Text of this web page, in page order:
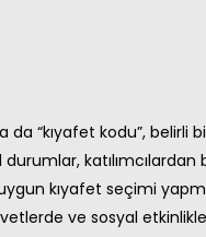
“kıyafet kodu”,
katılımcılardan
kıyafet seçimi
ve sosyal